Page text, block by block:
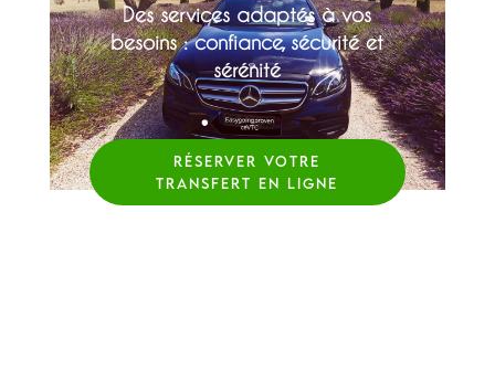
Des services adaptés à vos
besoins : confiance, sécurité et
sérénité
RÉSERVER VOTRE
TRANSFERT EN LIGNE